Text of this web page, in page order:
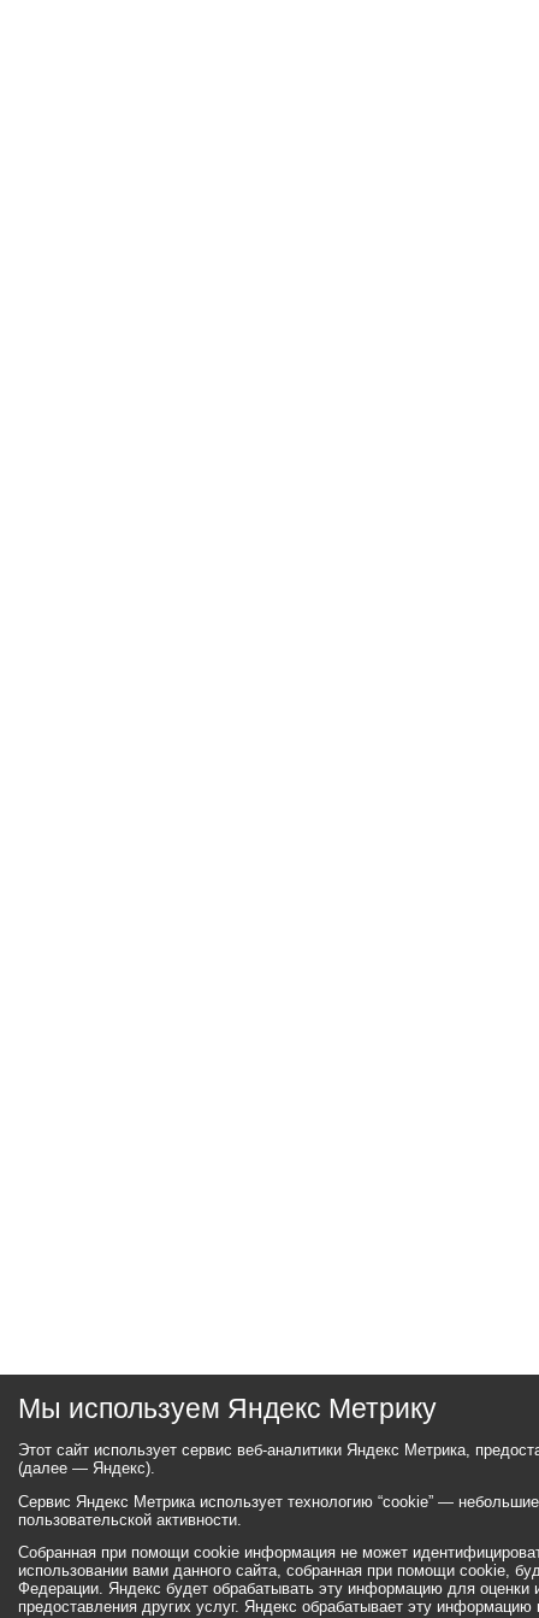
Мы используем Яндекс Метрику
Этот сайт использует сервис веб-аналитики Яндекс Метрика,
(далее — Яндекс).
Сервис Яндекс Метрика использует технологию “cookie” —
пользовательской активности.
Собранная при помощи cookie информация не может
использовании вами данного сайта, собранная при помощи cookie,
Федерации. Яндекс будет обрабатывать эту информацию для оценки
предоставления других услуг. Яндекс обрабатывает эту